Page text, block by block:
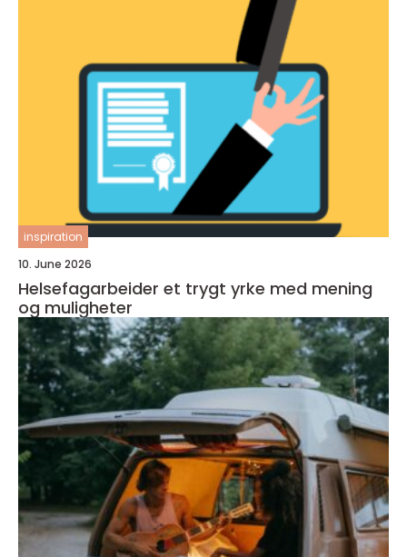
inspiration
10. June 2026
Helsefagarbeider et trygt yrke med mening
og muligheter